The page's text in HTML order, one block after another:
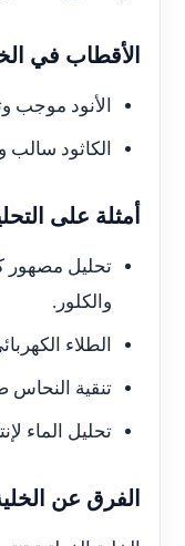
الأقطاب في
الأنود موجب
الكاثود سالب
أمثلة على
تحليل مصهور
والكلور.
الطلاء
تنقية النحاس
تحليل الماء
الفرق عن